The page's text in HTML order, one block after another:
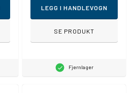
LEGG I HANDLEVOGN
SE PRODUKT
Fjernlager